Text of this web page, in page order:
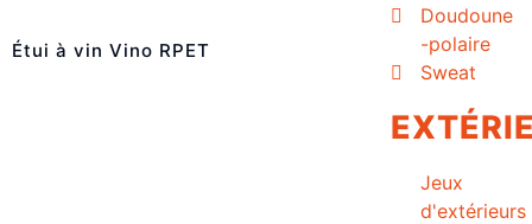
Doudoune
-polaire
Sweat
Jeux
d'extérieurs
Étui à vin Vino RPET